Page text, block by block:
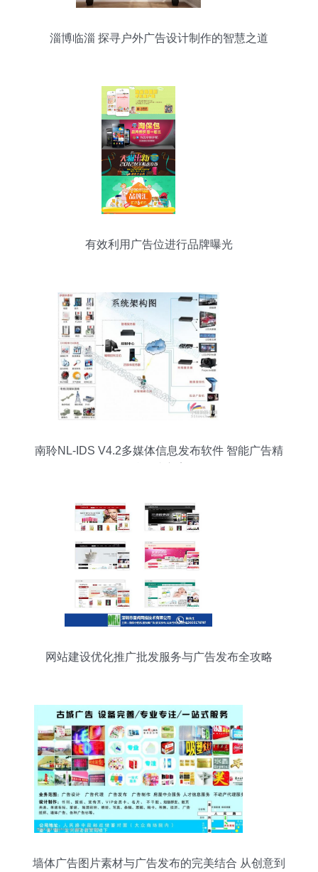
淄博临淄 探寻户外广告设计制作的智慧之道
有效利用广告位进行品牌曝光
南聆NL-IDS V4.2多媒体信息发布软件 智能广告精
网站建设优化推广批发服务与广告发布全攻略
墙体广告图片素材与广告发布的完美结合 从创意到